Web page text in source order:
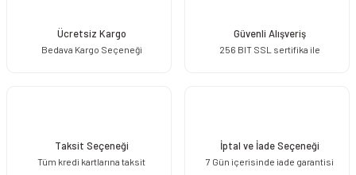
Ücretsiz Kargo
Bedava Kargo Seçeneği
Güvenli Alışveriş
256 BIT SSL sertifika ile
Taksit Seçeneği
Tüm kredi kartlarına taksit
İptal ve İade Seçeneği
7 Gün içerisinde iade garantisi